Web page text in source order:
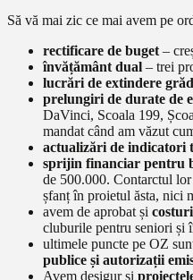
Să vă mai zic ce mai avem pe
rectificare de buget –
învățământ dual – trei
lucrări de extindere
prelungiri de durate de
DaVinci, Scoala 199,
mandat când am văzut
actualizări de indicatori
sprijin financiar pentru
de 500.000. Contarctul
șfanț în proietul ăsta, nici
avem de aprobat și
cluburile pentru seniori și
ultimele puncte pe OZ
publice și autorizații
Avem desigur și